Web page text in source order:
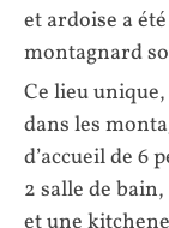
et ardoise a
montagnard
Ce lieu
dans les
d’accueil de 6
2 salle de